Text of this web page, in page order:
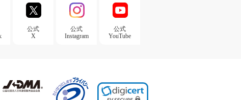
公式
X
公式
Instagram
公式
YouTube